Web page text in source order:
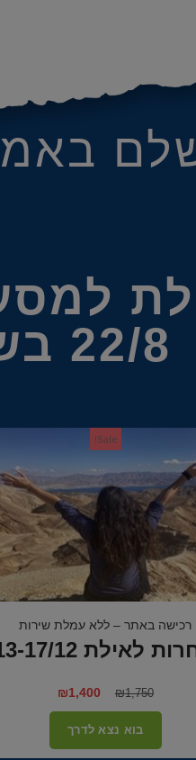
22/8 בשעה 21:00
Sale!
רכישה באתר – ללא עמלת שירות
במדבר-מצפה